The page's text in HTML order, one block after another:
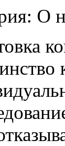
О